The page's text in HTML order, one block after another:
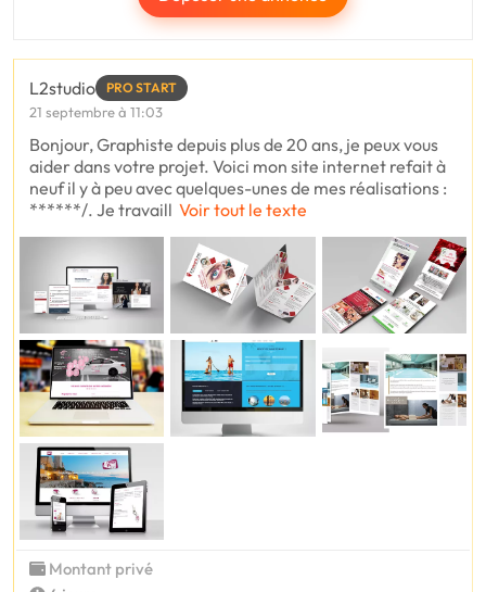
L2studio PRO START
21 septembre à 11:03
Bonjour, Graphiste depuis plus de 20 ans, je peux vous
aider dans votre projet. Voici mon site internet refait à
neuf il y à peu avec quelques-unes de mes réalisations :
******/. Je travaill Voir tout le texte
Montant privé